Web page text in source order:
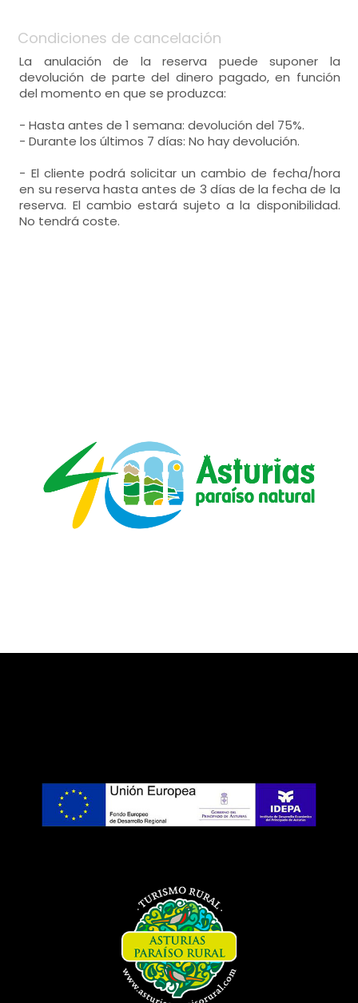
Condiciones de cancelación
La anulación de la reserva puede suponer la
devolución de parte del dinero pagado, en función
del momento en que se produzca:
- Hasta antes de 1 semana: devolución del 75%.
- Durante los últimos 7 días: No hay devolución.
- El cliente podrá solicitar un cambio de fecha/hora
en su reserva hasta antes de 3 días de la fecha de la
reserva. El cambio estará sujeto a la disponibilidad.
No tendrá coste.